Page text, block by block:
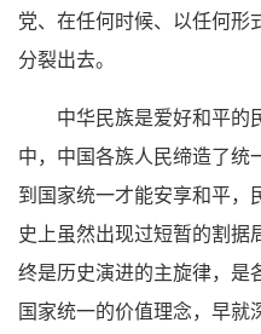
党、在任何时候、以任何形
分裂出去。
中华民族是爱好和平的
中，中国各族人民缔造了统
到国家统一才能安享和平，
史上虽然出现过短暂的割
终是历史演进的主旋律，是
国家统一的价值理念，早就